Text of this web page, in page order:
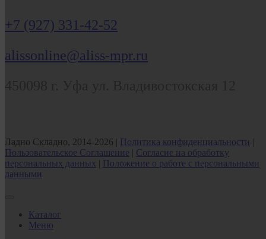
+7 (927) 331-42-52
alissonline@aliss-mpr.ru
Ладно Складно, 2014-2026 | Политика конфиденциальности |
Пользовательское Соглашение | Согласие на обработку
персональных данных | Положение о работе с персональными
данными
Каталог
Меню